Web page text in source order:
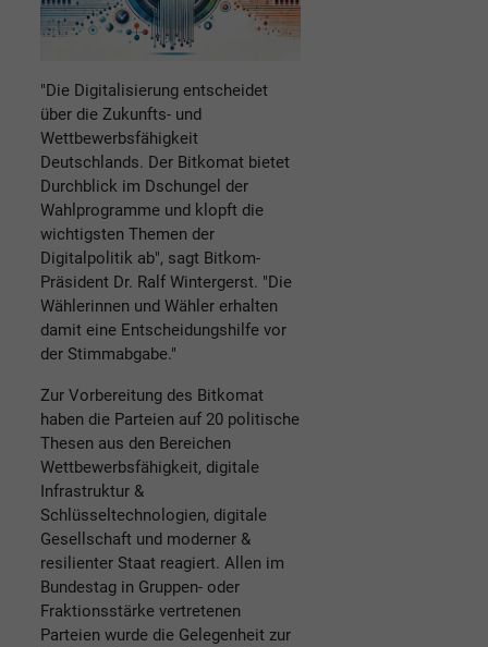
"Die Digitalisierung entscheidet
über die Zukunfts- und
Wettbewerbsfähigkeit
Deutschlands. Der Bitkomat bietet
Durchblick im Dschungel der
Wahlprogramme und klopft die
wichtigsten Themen der
Digitalpolitik ab", sagt Bitkom-
Präsident Dr. Ralf Wintergerst. "Die
Wählerinnen und Wähler erhalten
damit eine Entscheidungshilfe vor
der Stimmabgabe."
Zur Vorbereitung des Bitkomat
haben die Parteien auf 20 politische
Thesen aus den Bereichen
Wettbewerbsfähigkeit, digitale
Infrastruktur &
Schlüsseltechnologien, digitale
Gesellschaft und moderner &
resilienter Staat reagiert. Allen im
Bundestag in Gruppen- oder
Fraktionsstärke vertretenen
Parteien wurde die Gelegenheit zur